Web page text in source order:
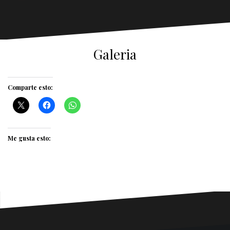
Galeria
Comparte esto:
Me gusta esto: